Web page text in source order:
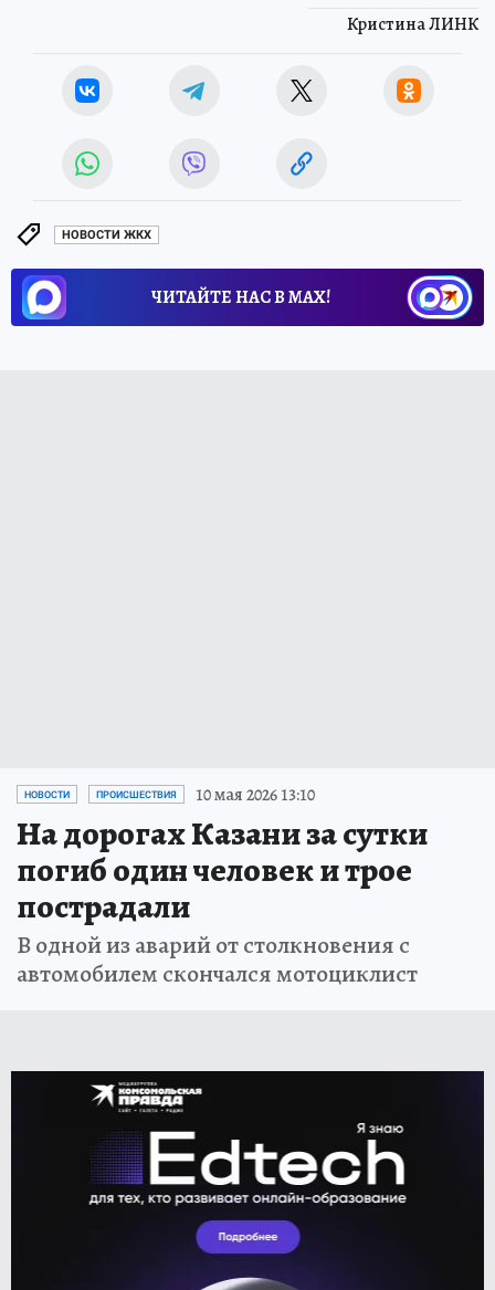
Кристина ЛИНК
НОВОСТИ ЖКХ
ЧИТАЙТЕ НАС В МАХ!
НОВОСТИ ПРОИСШЕСТВИЯ 10 мая 2026 13:10
На дорогах Казани за сутки
погиб один человек и трое
пострадали
В одной из аварий от столкновения с
автомобилем скончался мотоциклист